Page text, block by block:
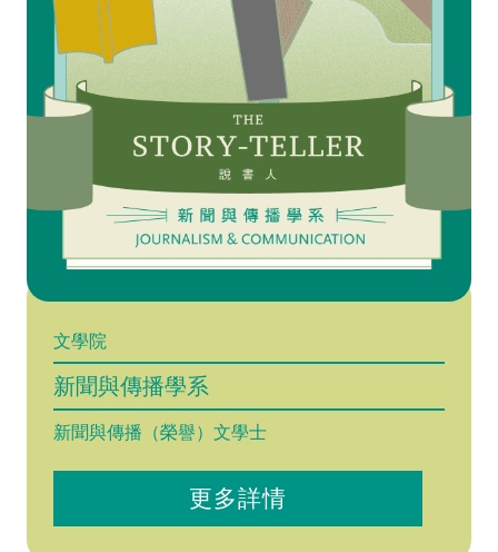
文學院
新聞與傳播學系
新聞與傳播（榮譽）文學士
更多詳情